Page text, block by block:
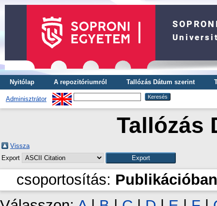
Nyitólap A repozitóriumról Tallózás Dátum szerint
Adminisztrátor
Tallózás
Vissza
Export
csoportosítás: